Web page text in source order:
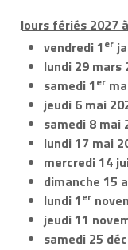
Jours fériés 2027
vendredi 1er
lundi 29 mars
samedi 1er
jeudi 6 mai
samedi 8 mai
lundi 17 mai
mercredi 14
dimanche 15
lundi 1er
jeudi 11
samedi 25